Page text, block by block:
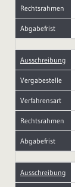
Rechtsrahmen
Abgabefrist
Ausschreibung
Vergabestelle
Verfahrensart
Rechtsrahmen
Abgabefrist
Ausschreibung